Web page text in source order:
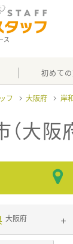
ス
初めて
フ 大阪府 岸
（大阪
大阪府